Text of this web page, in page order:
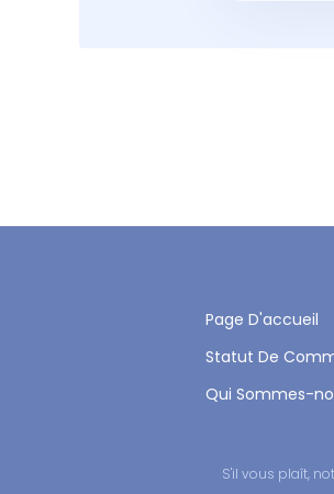
Page D'accueil
Statut De
Qui Sommes-
S'il vous plaît,